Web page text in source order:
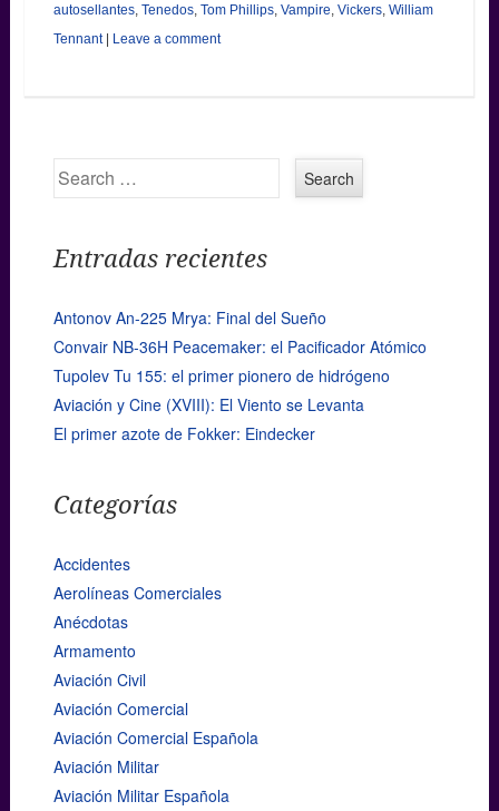
autosellantes, Tenedos, Tom Phillips, Vampire, Vickers, William
Tennant
Leave a comment
Search
Entradas recientes
Antonov An-225 Mrya: Final del Sueño
Convair NB-36H Peacemaker: el Pacificador Atómico
Tupolev Tu 155: el primer pionero de hidrógeno
Aviación y Cine (XVIII): El Viento se Levanta
El primer azote de Fokker: Eindecker
Categorías
Accidentes
Aerolíneas Comerciales
Anécdotas
Armamento
Aviación Civil
Aviación Comercial
Aviación Comercial Española
Aviación Militar
Aviación Militar Española